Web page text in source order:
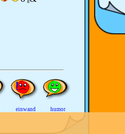
einwand humor